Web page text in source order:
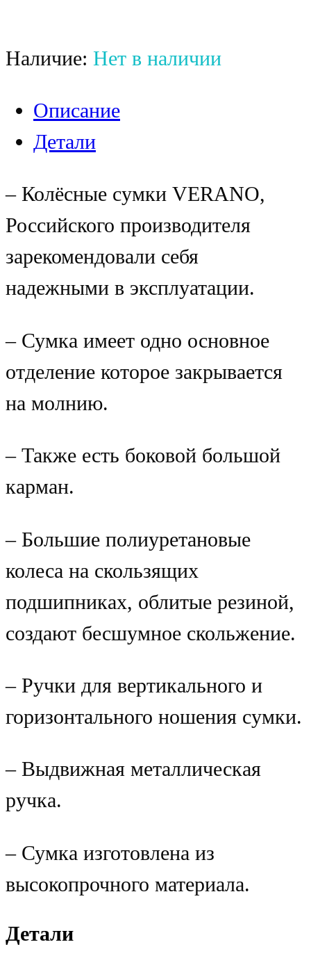
Наличие: Нет в наличии
Описание
Детали
– Колёсные сумки VERANO,
Российского производителя
зарекомендовали себя
надежными в эксплуатации.
– Сумка имеет одно основное
отделение которое закрывается
на молнию.
– Также есть боковой большой
карман.
– Большие полиуретановые
колеса на скользящих
подшипниках, облитые резиной,
создают бесшумное скольжение.
– Ручки для вертикального и
горизонтального ношения сумки.
– Выдвижная металлическая
ручка.
– Сумка изготовлена из
высокопрочного материала.
Детали